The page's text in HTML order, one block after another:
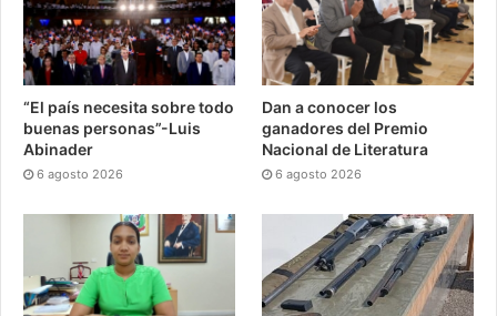
“El país necesita sobre todo
buenas personas”-Luis
Abinader
6 agosto 2026
Dan a conocer los
ganadores del Premio
Nacional de Literatura
6 agosto 2026